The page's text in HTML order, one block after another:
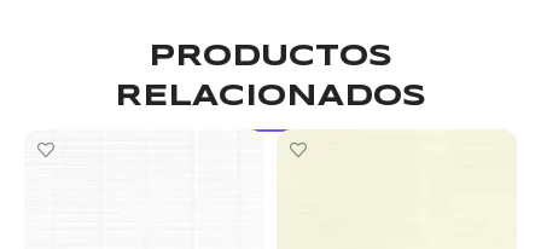
PRODUCTOS
RELACIONADOS